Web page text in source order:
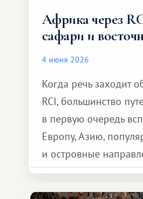
Африка через
сафари и
4 июня 2026
Когда речь заходит
RCI, большинство
в первую очередь
Европу, Азию,
и островные
возможности
значительно шире.